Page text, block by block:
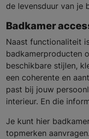
de levensduur van je
Badkamer
Naast functionaliteit
badkamerproducten
beschikbare stijlen,
een coherente en
past bij jouw
interieur. En die
Je kunt hier
topmerken